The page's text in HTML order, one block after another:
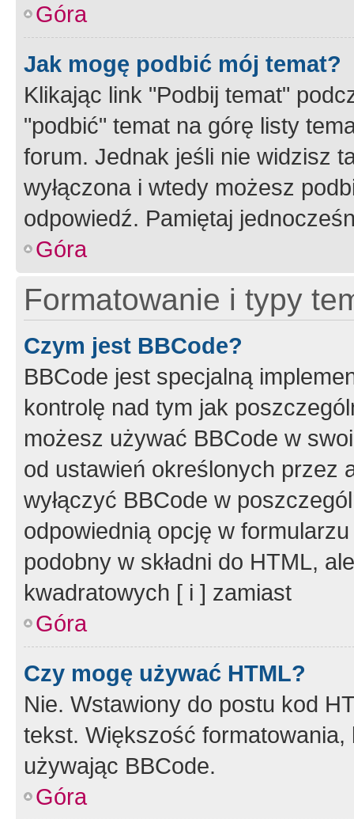
Góra
Jak mogę podbić mój temat?
Klikając link "Podbij temat"
"podbić" temat na górę listy
forum. Jednak jeśli nie widzisz
wyłączona i wtedy możesz
odpowiedź. Pamiętaj
Góra
Formatowanie i typy
Czym jest BBCode?
BBCode jest specjalną
kontrolę nad tym jak
możesz używać BBCode w
od ustawień określonych przez
wyłączyć BBCode w
odpowiednią opcję w
podobny w składni do HTML,
kwadratowych [ i ] zamiast
Góra
Czy mogę używać HTML?
Nie. Wstawiony do postu kod
tekst. Większość
używając BBCode.
Góra